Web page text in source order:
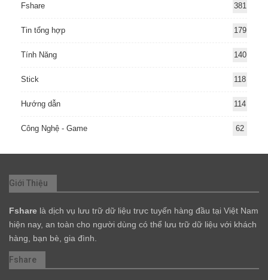
Fshare 381
Tin tổng hợp 179
Tính Năng 140
Stick 118
Hướng dẫn 114
Công Nghệ - Game 62
Giới Thiệu
Fshare là dịch vụ lưu trữ dữ liệu trực tuyến hàng đầu tại Việt Nam
hiện nay, an toàn cho người dùng có thể lưu trữ dữ liệu với khách
hàng, bạn bè, gia đình.
Fshare